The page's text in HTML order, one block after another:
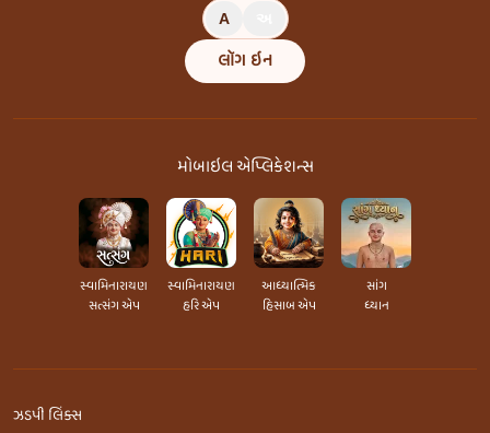
લૉગ ઇન
A
મોબાઇલ એપ્લિકેશન્સ
સ્વામિનારાયણ
સત્સંગ એપ
સ્વામિનારાયણ
હરિ એપ
આધ્યાત્મિક
હિસાબ એપ
સાંગ
ધ્યાન
ઝડપી લિંક્સ